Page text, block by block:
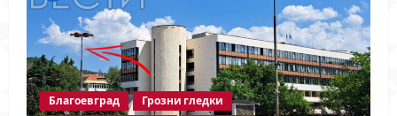
Благоевград
Грозни гледки